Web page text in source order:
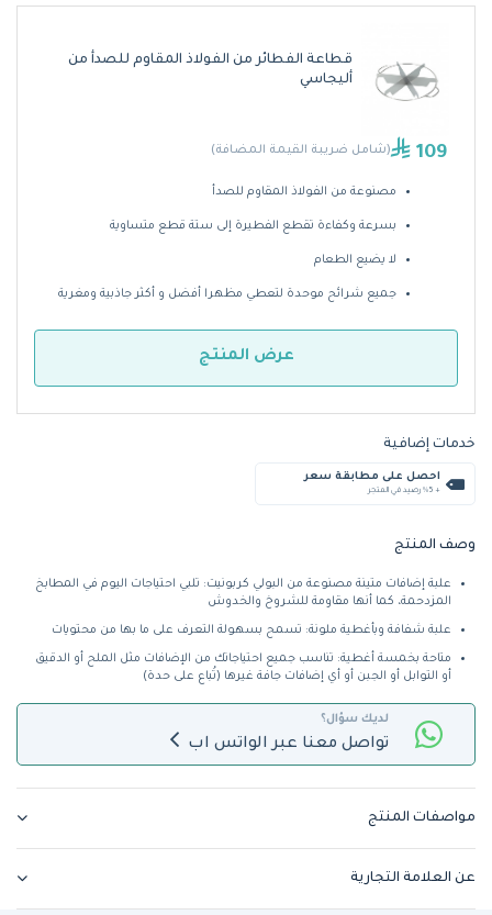
قطاعة الفطائر من الفولاذ المقاوم للصدأ من
أليجاسي
109 (شامل ضريبة القيمة المضافة)
مصنوعة من الفولاذ المقاوم للصدأ
بسرعة وكفاءة تقطع الفطيرة إلى ستة قطع متساوية
لا يضيع الطعام
جميع شرائح موحدة لتعطي مظهرا أفضل و أكثر جاذبية ومغرية
عرض المنتج
خدمات إضافية
احصل على مطابقة سعر
+ %5 رصيد في المتجر
وصف المنتج
علبة إضافات متينة مصنوعة من البولي كربونيت: تلبي احتياجات اليوم في المطابخ
المزدحمة، كما أنها مقاومة للشروخ والخدوش
علبة شفافة وبأغطية ملونة: تسمح بسهولة التعرف على ما بها من محتويات
متاحة بخمسة أغطية: تناسب جميع احتياجاتك من الإضافات مثل الملح أو الدقيق
أو التوابل أو الجبن أو أي إضافات جافة غيرها (تُباع على حدة)
لديك سؤال؟
تواصل معنا عبر الواتس اب
مواصفات المنتج
عن العلامة التجارية